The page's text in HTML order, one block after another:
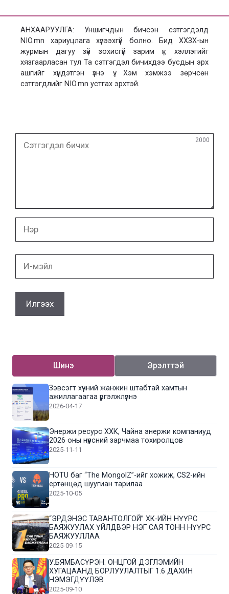
АНХААРУУЛГА: Уншигчдын бичсэн сэтгэгдэлд
NIO.mn хариуцлага хүлээхгүй болно. Бид ХХЗХ-ын
журмын дагуу зүй зохисгүй зарим үг, хэллэгийг
хязгаарласан тул Та сэтгэгдэл бичихдээ бусдын эрх
ашгийг хүндэтгэн үзнэ үү. Хэм хэмжээ зөрчсөн
сэтгэгдлийг NIO.mn устгах эрхтэй.
бичих
2000
Шинэ Эрэлттэй
Зэвсэгт хүчний жанжин штабтай хамтын
ажиллагаагаа үргэлжлүүлнэ
2026-04-17
Энержи ресурс ХХК, Чайна энержи компаниуд
2026 оны нүүрсний зарчмаа тохиролцов
2025-11-11
HOTU баг “The MongolZ”-ийг хожиж, CS2-ийн
ертөнцөд шуугиан тарилаа
2025-10-05
“ЭРДЭНЭС ТАВАНТОЛГОЙ” ХК-ИЙН НҮҮРС
БАЯЖУУЛАХ ҮЙЛДВЭР НЭГ САЯ ТОНН НҮҮРС
БАЯЖУУЛЛАА
2025-09-15
У.БЯМБАСҮРЭН: ОНЦГОЙ ДЭГЛЭМИЙН
ХУГАЦААНД БОРЛУУЛАЛТЫГ 1.6 ДАХИН
НЭМЭГДҮҮЛЭВ
2025-09-10